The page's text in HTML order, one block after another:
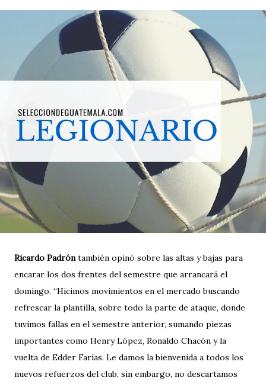
Ricardo Padróntambién opinó sobre las altas y bajas para
encarar los dos frentes del semestre que arrancará el
domingo. “Hicimos movimientos en el mercado buscando
refrescar la plantilla, sobre todo la parte de ataque, donde
tuvimos fallas en el semestre anterior, sumando piezas
importantes como Henry López, Ronaldo Chacón y la
vuelta de Edder Farías. Le damos la bienvenida a todos los
nuevos refuerzos del club, sin embargo, no descartamos